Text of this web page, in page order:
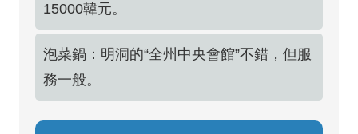
15000韓元。
泡菜鍋：明洞的“全州中央會館”不錯，但服
務一般。